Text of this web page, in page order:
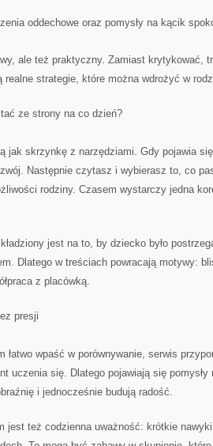
oddechowe oraz pomysły na kącik
ale też praktyczny. Zamiast krytykować,
realne strategie, które można wdrożyć w
ze strony na co dzień?
jak skrzynkę z narzędziami. Gdy pojawia
Następnie czytasz i wybierasz to, co
rodziny. Czasem wystarczy jedna
jest na to, by dziecko było
Dlatego w treściach powracają motywy:
z placówką.
presji
łatwo wpaść w porównywanie, serwis
uczenia się. Dlatego pojawiają się
i jednocześnie budują radość.
jest też codzienna uważność: krótkie